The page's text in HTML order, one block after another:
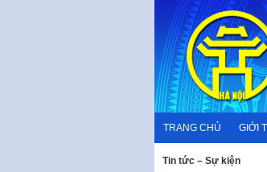
content
TRANG CHỦ GIỚI
Tin tức – Sự kiện